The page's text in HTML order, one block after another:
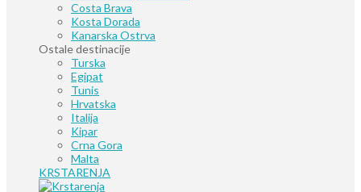
Costa Brava
Kosta Dorada
Kanarska Ostrva
Ostale destinacije
Turska
Egipat
Tunis
Hrvatska
Italija
Kipar
Crna Gora
Malta
KRSTARENJA